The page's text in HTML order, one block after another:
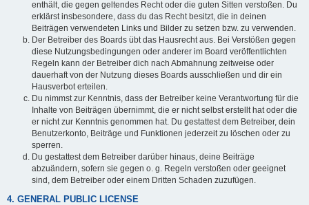
enthält, die gegen geltendes Recht oder die guten Sitten verstoßen. Du
erklärst insbesondere, dass du das Recht besitzt, die in deinen
Beiträgen verwendeten Links und Bilder zu setzen bzw. zu verwenden.
Der Betreiber des Boards übt das Hausrecht aus. Bei Verstößen gegen
diese Nutzungsbedingungen oder anderer im Board veröffentlichten
Regeln kann der Betreiber dich nach Abmahnung zeitweise oder
dauerhaft von der Nutzung dieses Boards ausschließen und dir ein
Hausverbot erteilen.
Du nimmst zur Kenntnis, dass der Betreiber keine Verantwortung für die
Inhalte von Beiträgen übernimmt, die er nicht selbst erstellt hat oder die
er nicht zur Kenntnis genommen hat. Du gestattest dem Betreiber, dein
Benutzerkonto, Beiträge und Funktionen jederzeit zu löschen oder zu
sperren.
Du gestattest dem Betreiber darüber hinaus, deine Beiträge
abzuändern, sofern sie gegen o. g. Regeln verstoßen oder geeignet
sind, dem Betreiber oder einem Dritten Schaden zuzufügen.
4. GENERAL PUBLIC LICENSE